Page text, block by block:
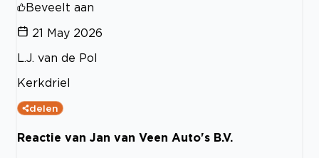
Beveelt aan
21 May 2026
L.J. van de Pol
Kerkdriel
delen
Reactie van Jan van Veen Auto's B.V.